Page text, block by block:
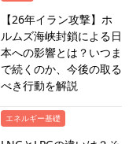
【26年イラン攻撃】ホ
ルムズ海峡封鎖による日
本への影響とは？いつま
で続くのか、今後の取る
べき行動を解説
エネルギー基礎